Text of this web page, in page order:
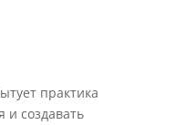
практика
и создавать